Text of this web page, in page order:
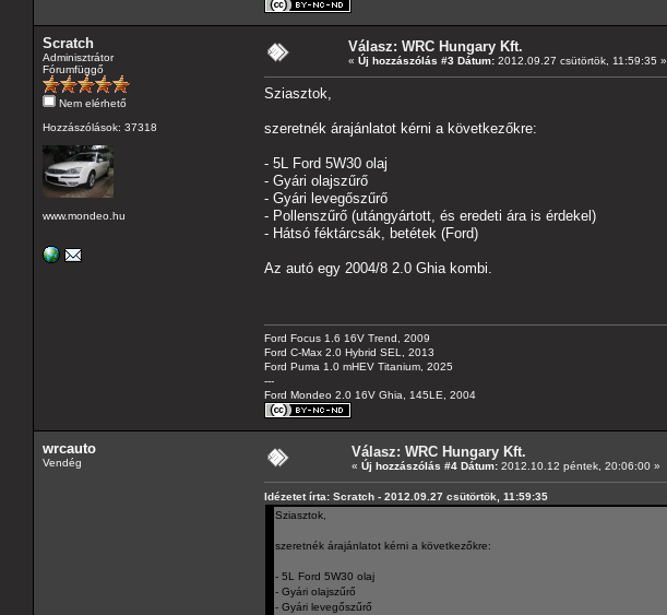
Scratch
Adminisztrátor
Fórumfüggő
Nem elérhető
Hozzászólások: 37318
www.mondeo.hu
Válasz: WRC Hungary Kft.
« Új hozzászólás #3 Dátum: 2012.09.27 csütörtök, 11:59:35 »
Sziasztok,
szeretnék árajánlatot kérni a következőkre:
- 5L Ford 5W30 olaj
- Gyári olajszűrő
- Gyári levegőszűrő
- Pollenszűrő (utángyártott, és eredeti ára is érdekel)
- Hátsó féktárcsák, betétek (Ford)
Az autó egy 2004/8 2.0 Ghia kombi.
Ford Focus 1.6 16V Trend, 2009
Ford C-Max 2.0 Hybrid SEL, 2013
Ford Puma 1.0 mHEV Titanium, 2025
---
Ford Mondeo 2.0 16V Ghia, 145LE, 2004
wrcauto
Vendég
Válasz: WRC Hungary Kft.
« Új hozzászólás #4 Dátum: 2012.10.12 péntek, 20:06:00 »
Idézetet írta: Scratch - 2012.09.27 csütörtök, 11:59:35
Sziasztok,
szeretnék árajánlatot kérni a következőkre:
- 5L Ford 5W30 olaj
- Gyári olajszűrő
- Gyári levegőszűrő